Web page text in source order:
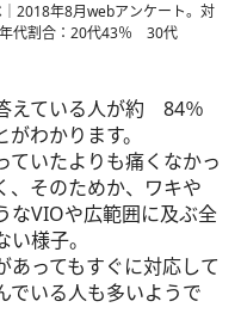
年8月webアンケート。対
代割合：20代43％ 30代
えている人が約 84％
わかります。
ていたよりも痛くなかっ
、そのためか、ワキや
なVIOや広範囲に及ぶ全
様子。
あってもすぐに対応して
でいる人も多いようで